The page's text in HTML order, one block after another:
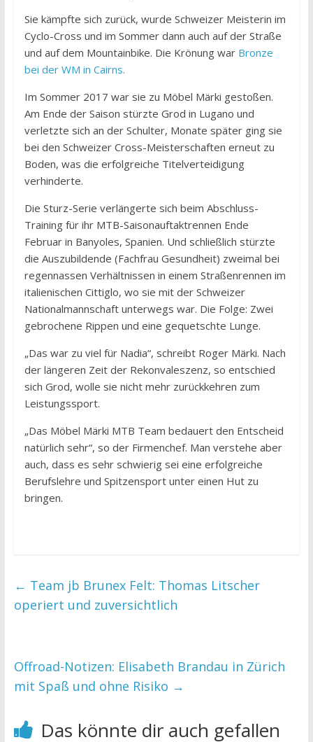
Sie kämpfte sich zurück, wurde Schweizer Meisterin im
Cyclo-Cross und im Sommer dann auch auf der Straße
und auf dem Mountainbike. Die Krönung war Bronze
bei der WM in Cairns.
Im Sommer 2017 war sie zu Möbel Märki gestoßen.
Am Ende der Saison stürzte Grod in Lugano und
verletzte sich an der Schulter, Monate später ging sie
bei den Schweizer Cross-Meisterschaften erneut zu
Boden, was die erfolgreiche Titelverteidigung
verhinderte.
Die Sturz-Serie verlängerte sich beim Abschluss-
Training für ihr MTB-Saisonauftaktrennen Ende
Februar in Banyoles, Spanien. Und schließlich stürzte
die Auszubildende (Fachfrau Gesundheit) zweimal bei
regennassen Verhältnissen in einem Straßenrennen im
italienischen Cittiglo, wo sie mit der Schweizer
Nationalmannschaft unterwegs war. Die Folge: Zwei
gebrochene Rippen und eine gequetschte Lunge.
„Das war zu viel für Nadia“, schreibt Roger Märki. Nach
der längeren Zeit der Rekonvaleszenz, so entschied
sich Grod, wolle sie nicht mehr zurückkehren zum
Leistungssport.
„Das Möbel Märki MTB Team bedauert den Entscheid
natürlich sehr“, so der Firmenchef. Man verstehe aber
auch, dass es sehr schwierig sei eine erfolgreiche
Berufslehre und Spitzensport unter einen Hut zu
bringen.
← Team jb Brunex Felt: Thomas Litscher
operiert und zuversichtlich
Offroad-Notizen: Elisabeth Brandau in Zürich
mit Spaß und ohne Risiko →
Das könnte dir auch gefallen